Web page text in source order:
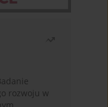
rozwoju w